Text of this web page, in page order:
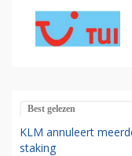
Best gelezen
KLM annuleert
staking